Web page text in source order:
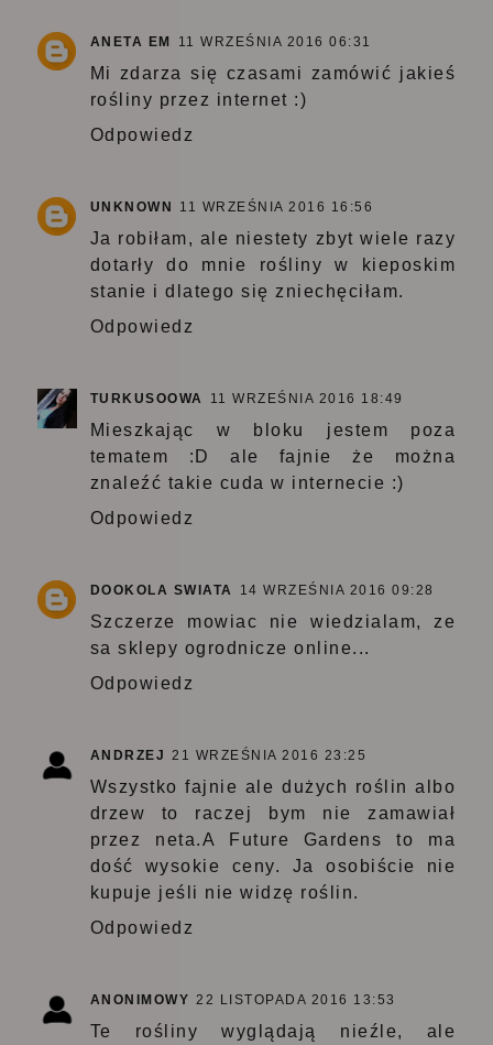
ANETA EM 11 WRZEŚNIA 2016 06:31
Mi zdarza się czasami zamówić jakieś
rośliny przez internet :)
Odpowiedz
UNKNOWN 11 WRZEŚNIA 2016 16:56
Ja robiłam, ale niestety zbyt wiele razy
dotarły do mnie rośliny w kieposkim
stanie i dlatego się zniechęciłam.
Odpowiedz
TURKUSOOWA 11 WRZEŚNIA 2016 18:49
Mieszkając w bloku jestem poza
tematem :D ale fajnie że można
znaleźć takie cuda w internecie :)
Odpowiedz
DOOKOLA SWIATA 14 WRZEŚNIA 2016 09:28
Szczerze mowiac nie wiedzialam, ze
sa sklepy ogrodnicze online...
Odpowiedz
ANDRZEJ 21 WRZEŚNIA 2016 23:25
Wszystko fajnie ale dużych roślin albo
drzew to raczej bym nie zamawiał
przez neta.A Future Gardens to ma
dość wysokie ceny. Ja osobiście nie
kupuje jeśli nie widzę roślin.
Odpowiedz
ANONIMOWY 22 LISTOPADA 2016 13:53
Te rośliny wyglądają nieźle, ale